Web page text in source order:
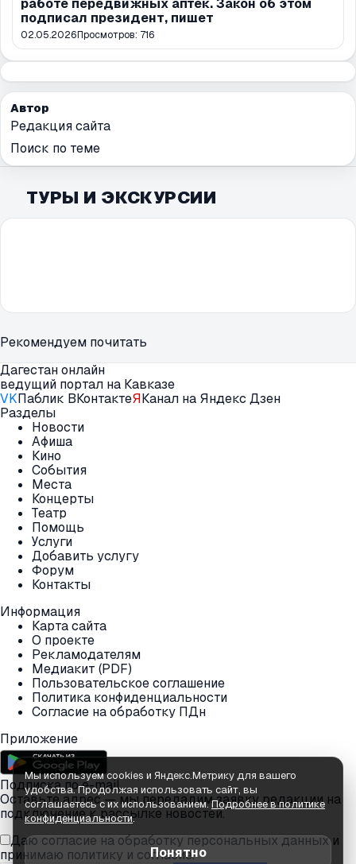
работе передвижных аптек. Закон об этом
подписал президент, пишет
02.05.2026Просмотров: 716
Автор
Редакция сайта
Поиск по теме
ТУРЫ И ЭКСКУРСИИ
Рекомендуем почитать
Дагестан онлайн
ведущий портал на Кавказе
VKПаблик ВКонтактеЯКанал на Яндекс Дзен
Разделы
Новости
Афиша
Кино
События
Места
Концерты
Театр
Помощь
Услуги
Добавить услугу
Форум
Контакты
Информация
Карта сайта
О проекте
Рекламодателям
Медиакит (PDF)
Пользовательское соглашение
Политика конфиденциальности
Согласие на обработку ПДн
Приложение
Подписка по e-mail
Оставьте адрес — мы передадим заявку редакции на
подключение к рассылке новостей.
Даю согласие на обработку персональных данных и
принимаю политику и согласие.
Мы используем cookies и Яндекс.Метрику для вашего
удобства. Продолжая использовать сайт, вы
соглашаетесь с их использованием.Подробнее в политике
конфиденциальности.
Понятно